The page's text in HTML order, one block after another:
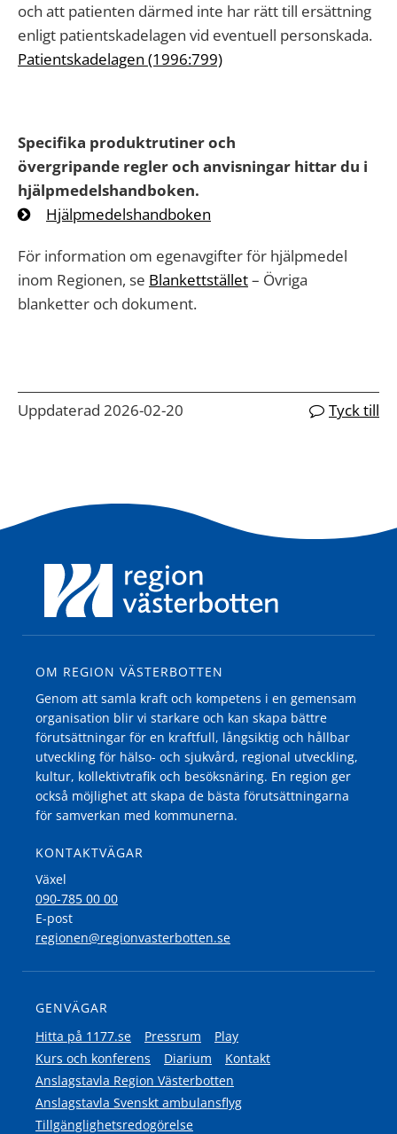
och att patienten därmed inte har rätt till ersättning
enligt patientskadelagen vid eventuell personskada.
Patientskadelagen (1996:799)
Specifika produktrutiner och
övergripande regler och anvisningar hittar du i
hjälpmedelshandboken.
Hjälpmedelshandboken
För information om egenavgifter för hjälpmedel
inom Regionen, se Blankettstället– Övriga
blanketter och dokument.
Uppdaterad 2026-02-20 Tyck till
OM REGION VÄSTERBOTTEN
Genom att samla kraft och kompetens i en gemensam
organisation blir vi starkare och kan skapa bättre
förutsättningar för en kraftfull, långsiktig och hållbar
utveckling för hälso- och sjukvård, regional utveckling,
kultur, kollektivtrafik och besöksnäring. En region ger
också möjlighet att skapa de bästa förutsättningarna
för samverkan med kommunerna.
KONTAKTVÄGAR
Växel
090-785 00 00
E-post
regionen@regionvasterbotten.se
GENVÄGAR
Hitta på 1177.se
Pressrum
Play
Kurs och konferens
Diarium
Kontakt
Anslagstavla Region Västerbotten
Anslagstavla Svenskt ambulansflyg
Tillgänglighetsredogörelse